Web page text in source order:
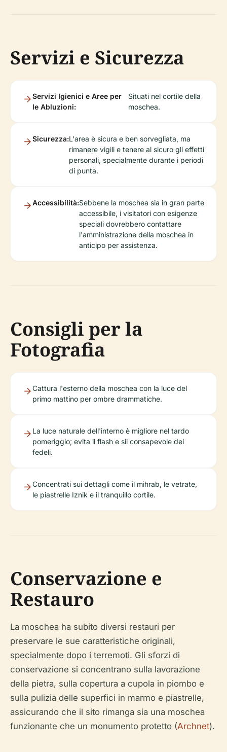
Servizi e Sicurezza
Servizi Igienici e Aree per
le Abluzioni:
Situati nel cortile della
moschea.
Sicurezza:L'area è sicura e ben sorvegliata, ma
rimanere vigili e tenere al sicuro gli effetti
personali, specialmente durante i periodi
di punta.
Accessibilità:Sebbene la moschea sia in gran parte
accessibile, i visitatori con esigenze
speciali dovrebbero contattare
l'amministrazione della moschea in
anticipo per assistenza.
Consigli per la
Fotografia
Cattura l'esterno della moschea con la luce del
primo mattino per ombre drammatiche.
La luce naturale dell'interno è migliore nel tardo
pomeriggio; evita il flash e sii consapevole dei
fedeli.
Concentrati sui dettagli come il mihrab, le vetrate,
le piastrelle Iznik e il tranquillo cortile.
Conservazione e
Restauro
La moschea ha subito diversi restauri per
preservare le sue caratteristiche originali,
specialmente dopo i terremoti. Gli sforzi di
conservazione si concentrano sulla lavorazione
della pietra, sulla copertura a cupola in piombo e
sulla pulizia delle superfici in marmo e piastrelle,
assicurando che il sito rimanga sia una moschea
funzionante che un monumento protetto (Archnet).